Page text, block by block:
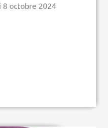
8 octobre 2024